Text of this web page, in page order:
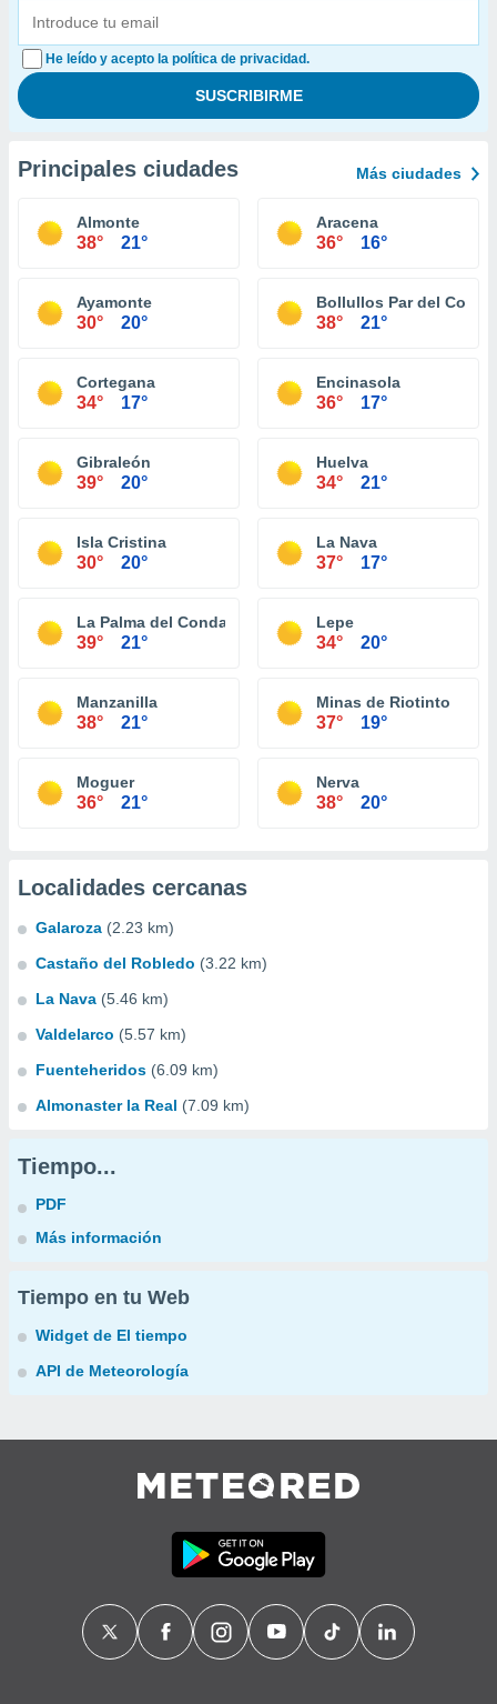
He leído y acepto la política de privacidad.
Principales ciudades Más ciudades
Almonte
38° 21°
Aracena
36° 16°
Ayamonte
30° 20°
Bollullos Par del
38° 21°
Cortegana
34° 17°
Encinasola
36° 17°
Gibraleón
39° 20°
Huelva
34° 21°
Isla Cristina
30° 20°
La Nava
37° 17°
La Palma del Condado
39° 21°
Lepe
34° 20°
Manzanilla
38° 21°
Minas de Riotinto
37° 19°
Moguer
36° 21°
Nerva
38° 20°
Localidades cercanas
Galaroza (2.23 km)
Castaño del Robledo (3.22 km)
La Nava (5.46 km)
Valdelarco (5.57 km)
Fuenteheridos (6.09 km)
Almonaster la Real (7.09 km)
Tiempo...
PDF
Más información
Tiempo en tu Web
Widget de El tiempo
API de Meteorología